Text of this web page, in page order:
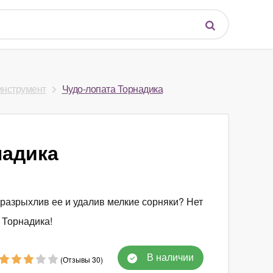
Чудо-лопата Торнадика
ее и удалив мелкие сорняки? Нет
(Отзывы 30) В наличии